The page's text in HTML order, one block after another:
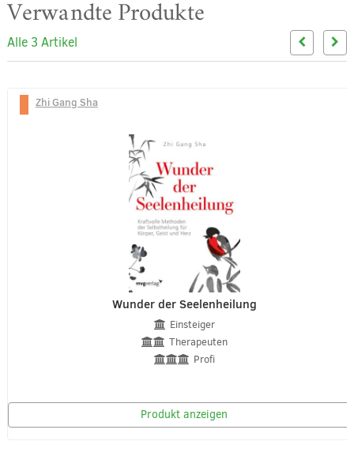
Verwandte Produkte
Alle 3 Artikel
Zhi Gang Sha
Wunder der Seelenheilung
Einsteiger
Therapeuten
Profi
Produkt anzeigen